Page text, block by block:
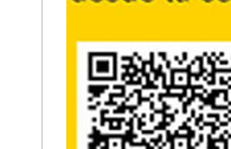
Podología
Psicología
Psiquiatría
Química